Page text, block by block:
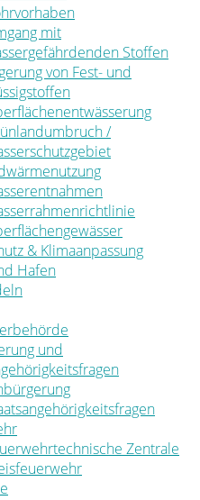
mit
Stoffen
von Fest- und
/
& Klimaanpassung
Hafen
und
Zentrale